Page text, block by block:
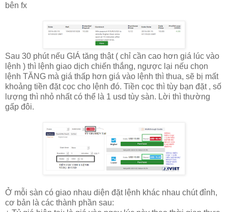
bên fx
Sau 30 phút nếu GIÁ tăng thật ( chỉ cần cao hơn giá lúc vào
lệnh ) thì lệnh giao dịch chiến thắng, ngược lại nếu chọn
lệnh TĂNG mà giá thấp hơn giá vào lệnh thì thua, sẽ bị mất
khoảng tiền đặt cọc cho lệnh đó. Tiền cọc thì tùy bạn đặt , số
lượng thì nhỏ nhất có thể là 1 usd tùy sàn. Lời thì thường
gấp đôi.
Ở mỗi sàn có giao nhau diện đặt lệnh khác nhau chút đỉnh,
cơ bản là các thành phần sau: